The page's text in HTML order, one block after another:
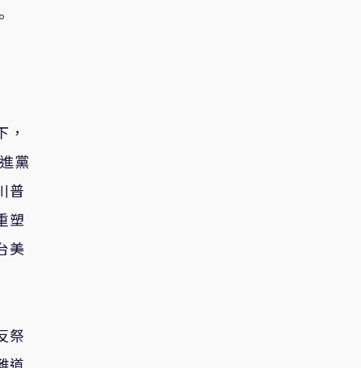
黨
普
塑
美
祭